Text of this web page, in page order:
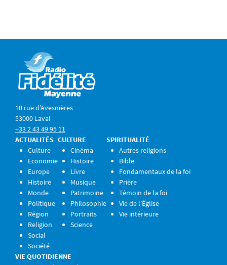
10 rue d’Avesnières
53000 Laval
+33 2 43 49 95 11
ACTUALITÉS
Culture
Economie
Europe
Histoire
Monde
Politique
Région
Religion
Social
Société
CULTURE
Cinéma
Histoire
Livre
Musique
Patrimoine
Philosophie
Portraits
Science
SPIRITUALITÉ
Autres religions
Bible
Fondamentaux de la foi
Prière
Témoin de la foi
Vie de l’Église
Vie intérieure
VIE QUOTIDIENNE